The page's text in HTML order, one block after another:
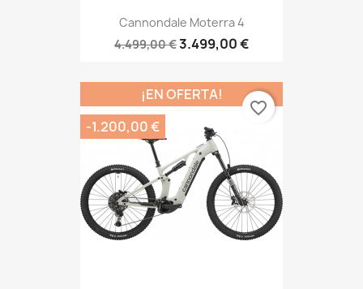
Cannondale Moterra 4
4.499,00 €3.499,00 €
¡EN OFERTA!
-1.200,00 €
favorite_border